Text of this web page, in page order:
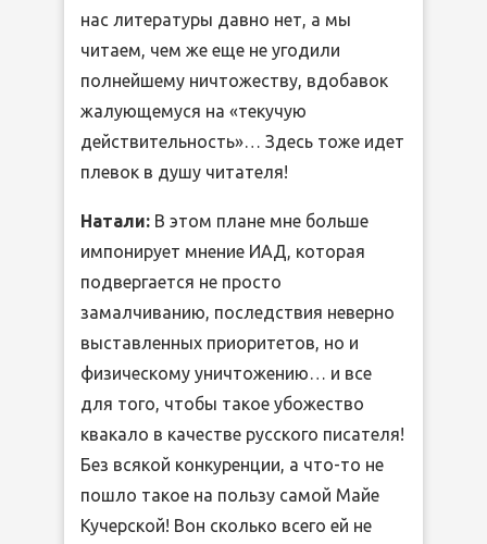
нас литературы давно нет, а мы
читаем, чем же еще не угодили
полнейшему ничтожеству, вдобавок
жалующемуся на «текучую
действительность»… Здесь тоже идет
плевок в душу читателя!
Натали: В этом плане мне больше
импонирует мнение ИАД, которая
подвергается не просто
замалчиванию, последствия неверно
выставленных приоритетов, но и
физическому уничтожению… и все
для того, чтобы такое убожество
квакало в качестве русского писателя!
Без всякой конкуренции, а что-то не
пошло такое на пользу самой Майе
Кучерской! Вон сколько всего ей не